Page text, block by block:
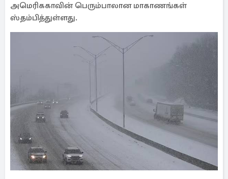
அமெரிககாவின் பெரும்பாலான மாகாணங்கள்
ஸ்தம்பித்துள்ளது.